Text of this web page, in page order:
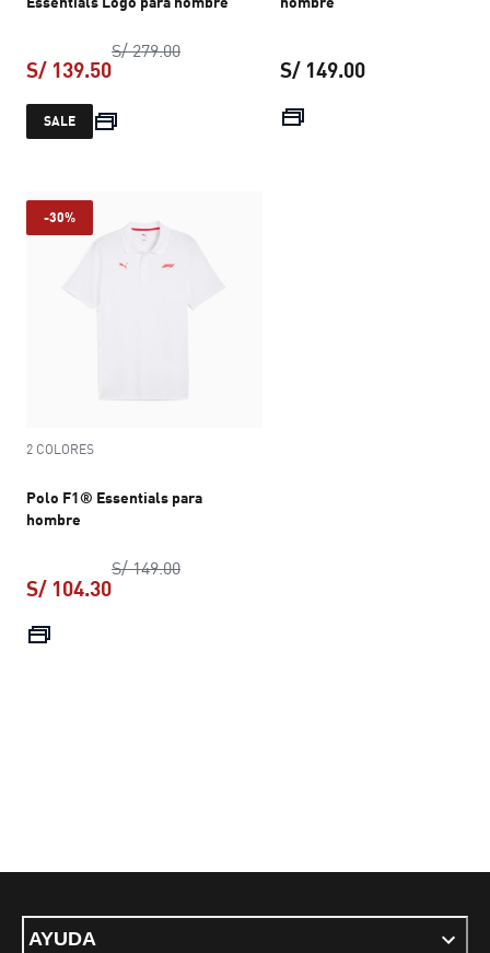
S/ 279.00precio original S/ 279.00
S/ 139.50
precio actual S/ 139.50
SALE
S/ 149.00
-30%
2 COLORES
Polo F1® Essentials para
hombre
S/ 149.00precio original S/ 149.00
S/ 104.30
AYUDA